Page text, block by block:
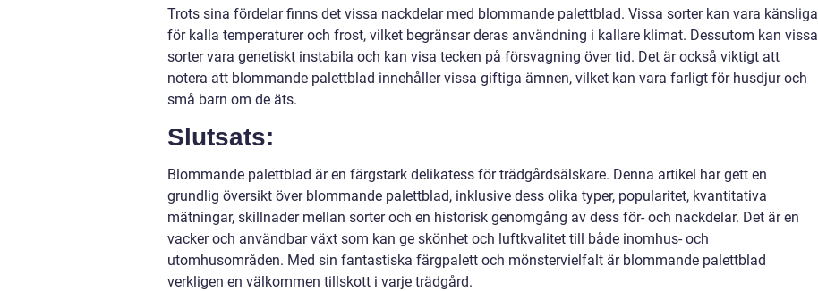
Trots sina fördelar finns det vissa nackdelar med blommande palettblad. Vissa sorter kan vara känsliga
för kalla temperaturer och frost, vilket begränsar deras användning i kallare klimat. Dessutom kan vissa
sorter vara genetiskt instabila och kan visa tecken på försvagning över tid. Det är också viktigt att
notera att blommande palettblad innehåller vissa giftiga ämnen, vilket kan vara farligt för husdjur och
små barn om de äts.
Slutsats:
Blommande palettblad är en färgstark delikatess för trädgårdsälskare. Denna artikel har gett en
grundlig översikt över blommande palettblad, inklusive dess olika typer, popularitet, kvantitativa
mätningar, skillnader mellan sorter och en historisk genomgång av dess för- och nackdelar. Det är en
vacker och användbar växt som kan ge skönhet och luftkvalitet till både inomhus- och
utomhusområden. Med sin fantastiska färgpalett och mönstervielfalt är blommande palettblad
verkligen en välkommen tillskott i varje trädgård.